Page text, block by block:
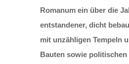
Romanum ein über die
entstandener, dicht
mit unzähligen Tempeln
Bauten sowie politischen